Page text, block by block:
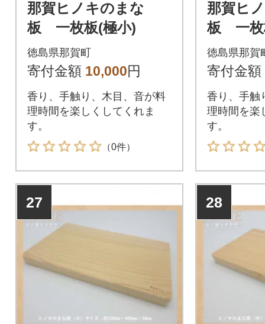
那賀ヒノキのまな
板 一枚板(極小)
徳島県那賀町
寄付金額 10,000円
香り、手触り、木目、音が料
理時間を楽しくしてくれま
す。
（0件）
那賀ヒ
板 一枚
徳島県那賀
寄付金額
香り、手触
理時間を楽
す。
27 28